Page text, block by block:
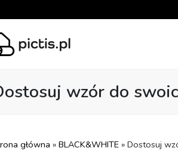
wzór do
główna » BLACK&WHITE » Dostosuj